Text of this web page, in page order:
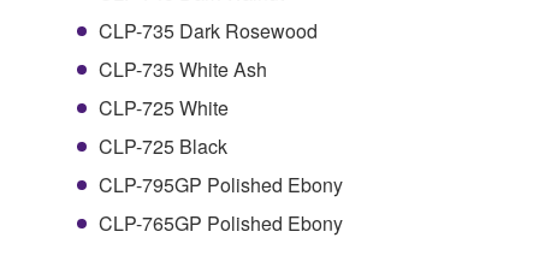
CLP-735 Dark Rosewood
CLP-735 White Ash
CLP-725 White
CLP-725 Black
CLP-795GP Polished Ebony
CLP-765GP Polished Ebony